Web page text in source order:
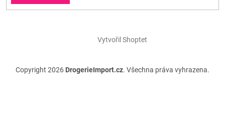
Vytvořil Shoptet
Copyright 2026 DrogerieImport.cz. Všechna práva vyhrazena.